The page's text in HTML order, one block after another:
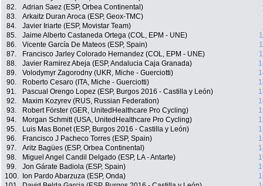
82.
Adrian Saez (ESP, Orbea Continental)
83.
Arkaitz Duran Aroca (ESP, Geox-TMC)
84.
Javier Iriarte (ESP, Movistar Team)
85.
Jaime Alberto Castaneda Ortega (COL, EPM - UNE)
86.
Vicente García De Mateos (ESP, Spain)
87.
Francisco Jarley Colorado Hernandez (COL, EPM - UNE)
88.
Javier Ramirez Abeja (ESP, Andalucia Caja Granada)
89.
Volodymyr Zagorodny (UKR, Miche - Guerciotti)
90.
Roberto Cesaro (ITA, Miche - Guerciotti)
91.
Pascual Orengo Lopez (ESP, Burgos 2016 - Castilla y León)
92.
Maxim Kozyrev (RUS, Russian Federation)
93.
Robert Förster (GER, UnitedHealthcare Pro Cycling)
94.
Morgan Schmitt (USA, UnitedHealthcare Pro Cycling)
95.
Luis Mas Bonet (ESP, Burgos 2016 - Castilla y León)
96.
Francisco J Pacheco Torres (ESP, Spain)
97.
Aritz Bagües (ESP, Orbea Continental)
98.
Miguel Angel Candil Delgado (ESP, LA - Antarte)
99.
Jon Gárate Badiola (ESP, Spain)
100.
Ion Pardo Abarzuza (ESP, Onda)